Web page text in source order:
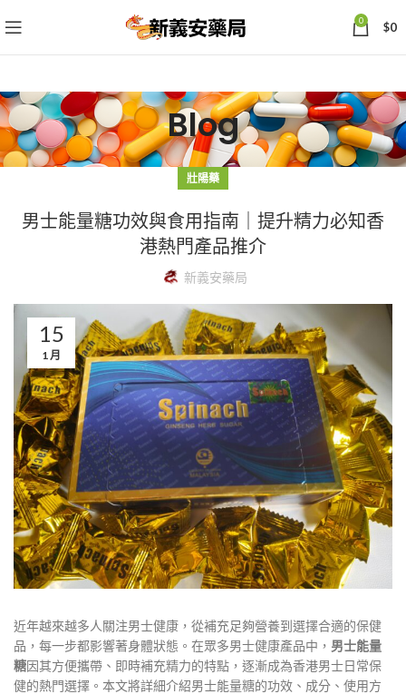
0 $0
Blog
壯陽藥
男士能量糖功效與食用指南｜提升精力必知香
港熱門產品推介
新義安藥局
15
1 月
近年越來越多人關注男士健康，從補充足夠營養到選擇合適的保健
品，每一步都影響著身體狀態。在眾多男士健康產品中， 男士能量
糖因其方便攜帶、即時補充精力的特點，逐漸成為香港男士日常保
健的熱門選擇。本文將詳細介紹男士能量糖的功效、成分、使用方